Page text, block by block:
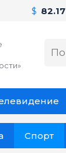
$ 82.17
Спорт